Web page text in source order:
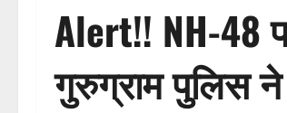
Alert!! NH-48
गुरुग्राम पुलिस ने